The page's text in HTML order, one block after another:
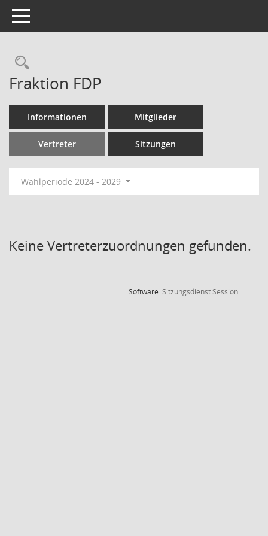
Toggle navigation
Rechercheauswahl
Fraktion FDP
Informationen Mitglieder
Vertreter Sitzungen
Wahlperiode 2024 - 2029
Keine Vertreterzuordnungen gefunden.
Software:SitzungsdienstSession(Wird in